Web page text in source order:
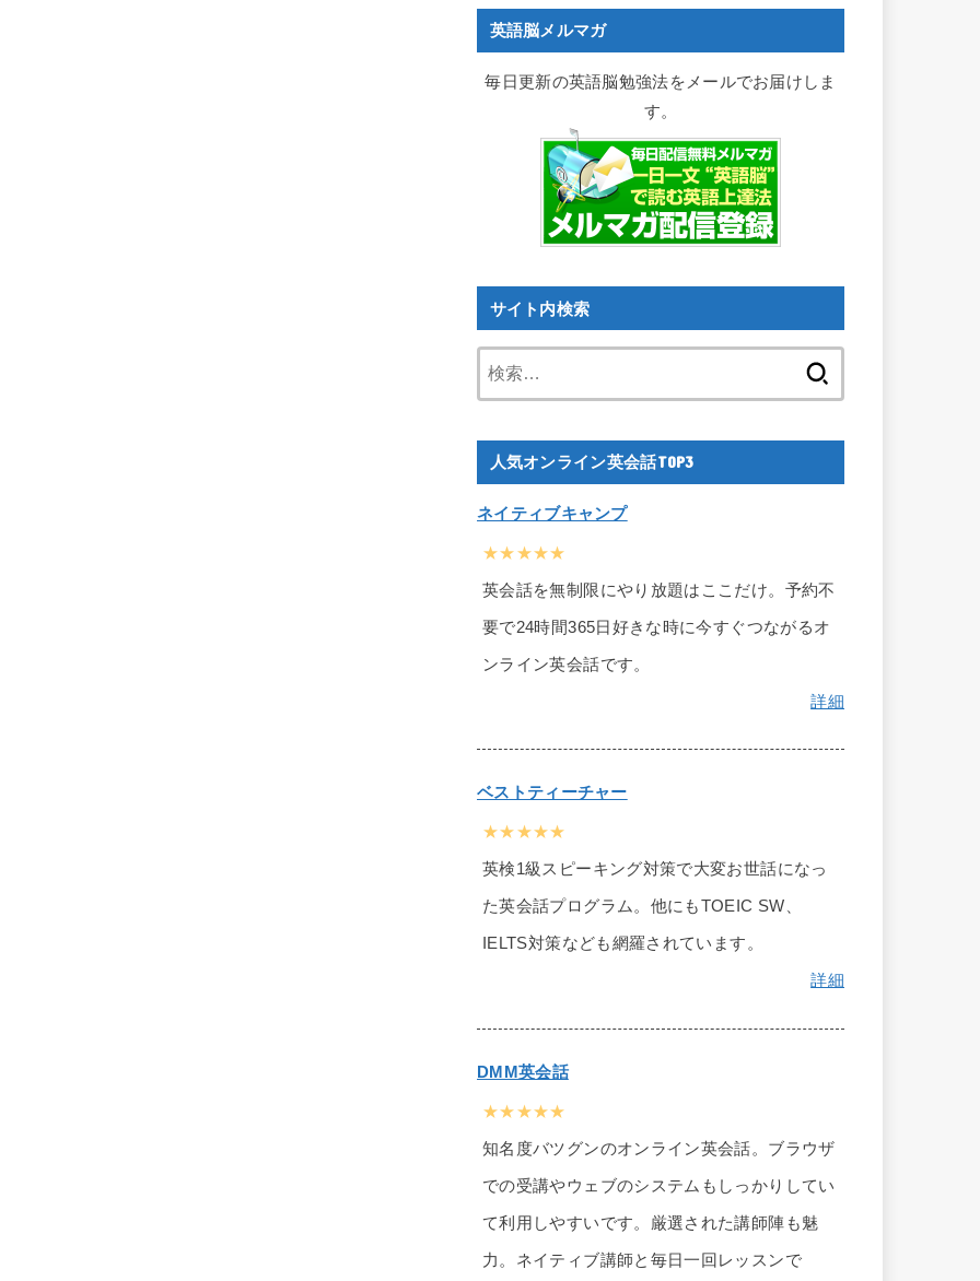
英語脳メルマガ
毎日更新の英語脳勉強法をメールでお届けしま
す。
サイト内検索
人気オンライン英会話TOP3
ネイティブキャンプ
★★★★★
英会話を無制限にやり放題はここだけ。予約不
要で24時間365日好きな時に今すぐつながるオ
ンライン英会話です。
詳細
ベストティーチャー
★★★★★
英検1級スピーキング対策で大変お世話になっ
た英会話プログラム。他にもTOEIC SW、
IELTS対策なども網羅されています。
詳細
DMM英会話
★★★★★
知名度バツグンのオンライン英会話。ブラウザ
での受講やウェブのシステムもしっかりしてい
て利用しやすいです。厳選された講師陣も魅
力。ネイティブ講師と毎日一回レッスンで